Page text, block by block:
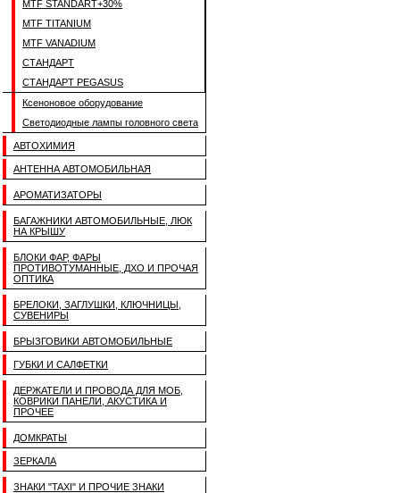
MTF STANDART+30%
MTF TITANIUM
MTF VANADIUM
СТАНДАРТ
СТАНДАРТ PEGASUS
Ксеноновое оборудование
Светодиодные лампы головного света
АВТОХИМИЯ
АНТЕННА АВТОМОБИЛЬНАЯ
АРОМАТИЗАТОРЫ
БАГАЖНИКИ АВТОМОБИЛЬНЫЕ, ЛЮК
НА КРЫШУ
БЛОКИ ФАР, ФАРЫ
ПРОТИВОТУМАННЫЕ, ДХО И ПРОЧАЯ
ОПТИКА
БРЕЛОКИ, ЗАГЛУШКИ, КЛЮЧНИЦЫ,
СУВЕНИРЫ
БРЫЗГОВИКИ АВТОМОБИЛЬНЫЕ
ГУБКИ И САЛФЕТКИ
ДЕРЖАТЕЛИ И ПРОВОДА ДЛЯ МОБ,
КОВРИКИ ПАНЕЛИ, АКУСТИКА И
ПРОЧЕЕ
ДОМКРАТЫ
ЗЕРКАЛА
ЗНАКИ "TAXI" И ПРОЧИЕ ЗНАКИ